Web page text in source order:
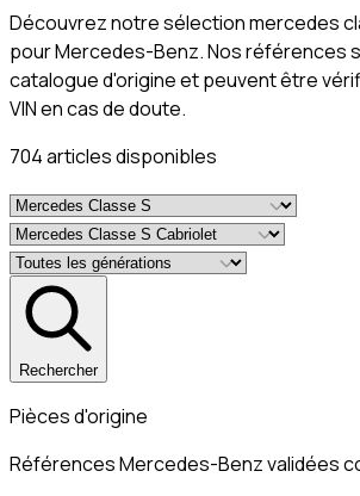
Découvrez notre sélection mercedes
pour Mercedes-Benz. Nos références
catalogue d'origine et peuvent être
VIN en cas de doute.
704articlesdisponibles
Rechercher
Pièces d'origine
Références Mercedes-Benz validées